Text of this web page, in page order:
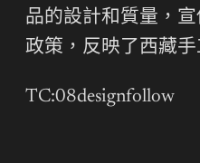
品的設計和質量，
政策，反映了西藏手
TC:08designfollow